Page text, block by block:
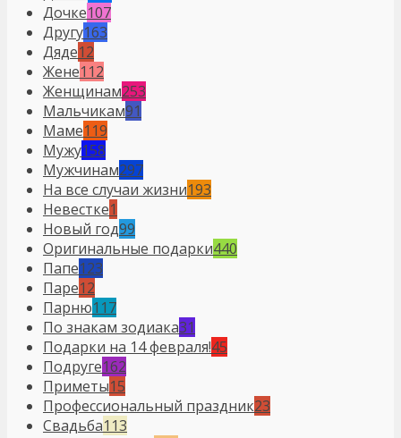
Дочке107
Другу163
Дяде12
Жене112
Женщинам253
Мальчикам91
Маме119
Мужу158
Мужчинам297
На все случаи жизни193
Невестке1
Новый год99
Оригинальные подарки440
Папе123
Паре12
Парню117
По знакам зодиака31
Подарки на 14 февраля!45
Подруге162
Приметы15
Профессиональный праздник23
Свадьба113